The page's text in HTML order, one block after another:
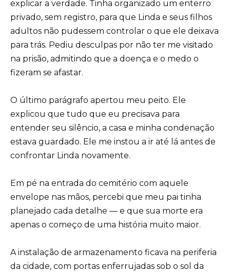
explicar a verdade. Tinha organizado um enterro
privado, sem registro, para que Linda e seus filhos
adultos não pudessem controlar o que ele deixava
para trás. Pediu desculpas por não ter me visitado
na prisão, admitindo que a doença e o medo o
fizeram se afastar.
O último parágrafo apertou meu peito. Ele
explicou que tudo que eu precisava para
entender seu silêncio, a casa e minha condenação
estava guardado. Ele me instou a ir até lá antes de
confrontar Linda novamente.
Em pé na entrada do cemitério com aquele
envelope nas mãos, percebi que meu pai tinha
planejado cada detalhe — e que sua morte era
apenas o começo de uma história muito maior.
A instalação de armazenamento ficava na periferia
da cidade, com portas enferrujadas sob o sol da